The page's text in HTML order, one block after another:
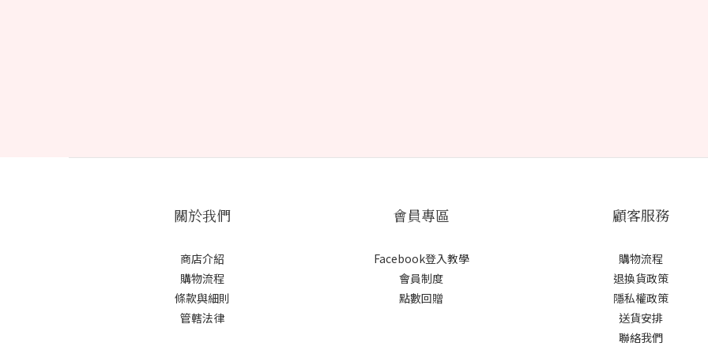
關於我們
商店介紹
購物流程
條款與細則
管轄法律
會員專區
Facebook登入教學
會員制度
點數回贈
顧客服務
購物流程
退換貨政策
隱私權政策
送貨安排
聯絡我們